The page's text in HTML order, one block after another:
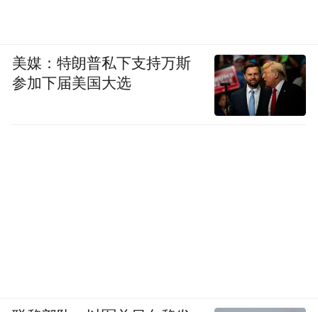
美媒：特朗普私下支持万斯
参加下届美国大选